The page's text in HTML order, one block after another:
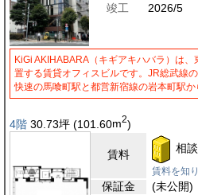
竣工
2026/5
KiGi AKIHABARA（キギアキハバラ）は
置する賃貸オフィスビルです。JR総武線
快速の馬喰町駅と都営新宿線の岩本町駅か
4階 30.73坪 (101.60m2)
賃料 相談
賃料を知
保証金
(未公開)